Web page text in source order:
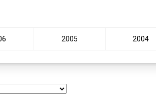
2005 2004